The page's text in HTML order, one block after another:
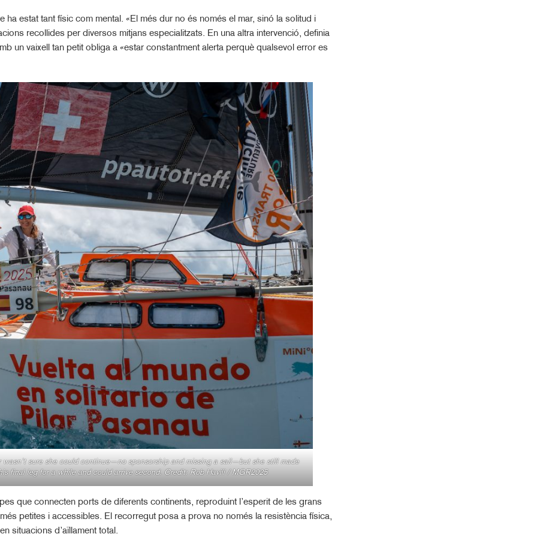
estat tant físic com mental. «El més dur no és només el mar, sinó la solitud i
recollides per diversos mitjans especialitzats. En una altra intervenció, definia
un vaixell tan petit obliga a «estar constantment alerta perquè qualsevol error es
sure she could continue—no sponsorship and missing a sail—but she still made
final leg for a while and could arrive second. Credit: Rob Havill / MGR2025
que connecten ports de diferents continents, reproduint l’esperit de les grans
petites i accessibles. El recorregut posa a prova no només la resistència física,
situacions d’aïllament total.